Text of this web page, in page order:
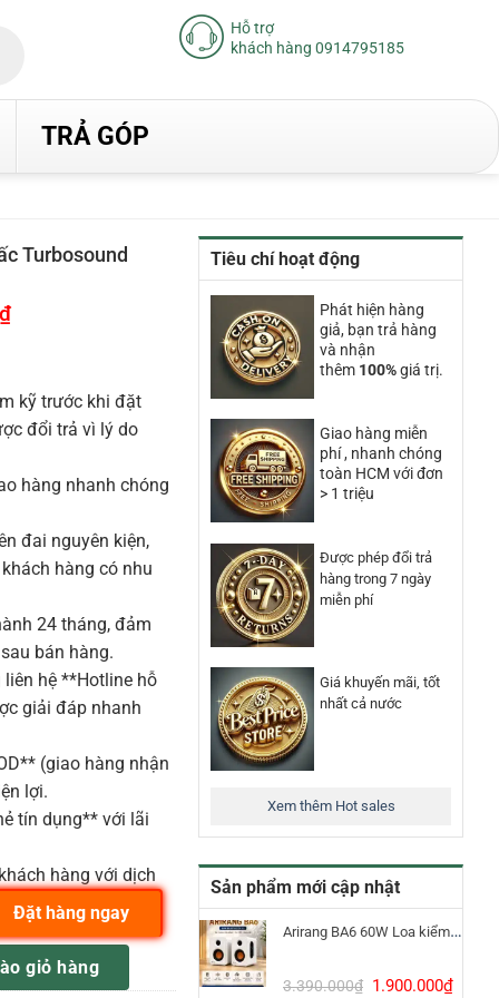
Hỗ trợ
khách hàng 0914795185
TRẢ GÓP
Tiêu chí hoạt động
Phát hiện hàng
giả, bạn trả hàng
và nhận
thêm 100%giá trị.
Giao hàng miễn
phí , nhanh chóng
toàn HCM với đơn
> 1 triệu
Được phép đổi trả
hàng trong 7 ngày
miễn phí
Giá khuyến mãi, tốt
nhất cả nước
Xem thêm Hot sales
Sản phẩm mới cập nhật
Arirang BA6 60W Loa kiểm âm Bluetooth 5.3
3.390.000₫ Giá
1.900.000₫Giá
Turbosound
₫Giá
kỹ trước khi đặt
đổi trả vì lý do
hàng nhanh chóng
đai nguyên kiện,
hàng có nhu
24 tháng, đảm
bán hàng.
hệ **Hotline hỗ
giải đáp nhanh
(giao hàng nhận
lợi.
tín dụng** với lãi
hàng với dịch
ATHENS số lượng
giỏ hàng
Đặt hàng ngay